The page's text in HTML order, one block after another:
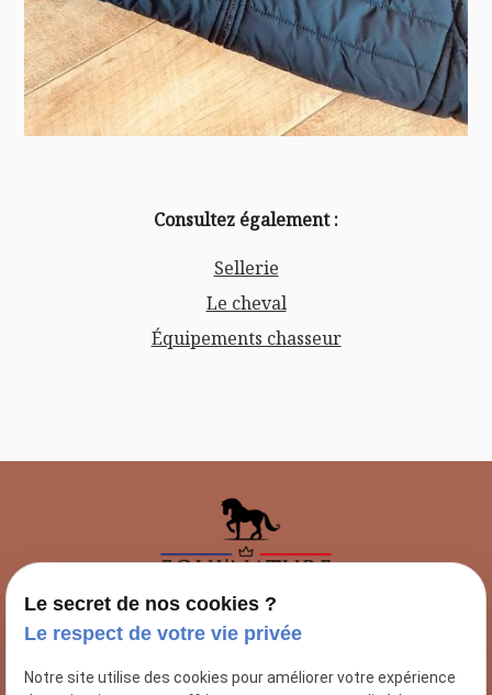
Consultez également :
Sellerie
Le cheval
Équipements chasseur
Le secret de nos cookies ?
Le respect de votre vie privée
Notre site utilise des cookies pour améliorer votre expérience